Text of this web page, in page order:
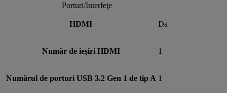
Porturi/Interfeţe
HDMI Da
Număr de ieşiri HDMI 1
Numărul de porturi USB 3.2 Gen 1 de tip A 1